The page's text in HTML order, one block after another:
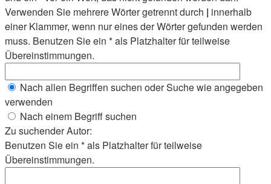
Verwenden Sie mehrere Wörter getrennt durch | innerhalb
einer Klammer, wenn nur eines der Wörter gefunden werden
muss. Benutzen Sie ein * als Platzhalter für teilweise
Übereinstimmungen.
Nach allen Begriffen suchen oder Suche wie angegeben
verwenden
Nach einem Begriff suchen
Zu suchender Autor:
Benutzen Sie ein * als Platzhalter für teilweise
Übereinstimmungen.